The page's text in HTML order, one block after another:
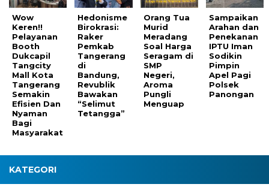
Wow
Keren!!
Pelayanan
Booth
Dukcapil
Tangcity
Mall Kota
Tangerang
Semakin
Efisien Dan
Nyaman
Bagi
Masyarakat
Hedonisme
Birokrasi:
Raker
Pemkab
Tangerang
di
Bandung,
Revublik
Bawakan
“Selimut
Tetangga”
Orang Tua
Murid
Meradang
Soal Harga
Seragam di
SMP
Negeri,
Aroma
Pungli
Menguap
Sampaikan
Arahan dan
Penekanan
IPTU Iman
Sodikin
Pimpin
Apel Pagi
Polsek
Panongan
KATEGORI